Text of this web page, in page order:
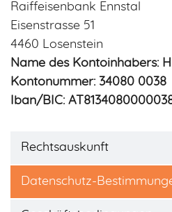
Rechtsauskunft
Datenschutz-
Raiffeisenbank Ennstal
Eisenstrasse 51
4460 Losenstein
Name des Kontoinhabers:
Kontonummer: 34080 0038
Iban/BIC: